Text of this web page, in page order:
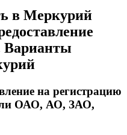
в Меркурий
Варианты
на регистрацию
ОАО, АО, ЗАО,